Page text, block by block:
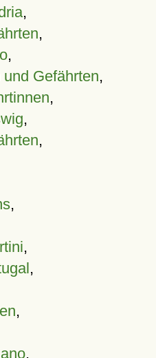
,
,
,
Gefährten,
,
,
,
,
,
,
,
,